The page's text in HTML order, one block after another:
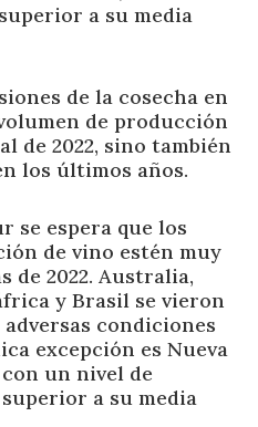
a su media
de la cosecha en
de producción
de 2022, sino también
los últimos años.
se espera que los
de vino estén muy
de 2022. Australia,
y Brasil se vieron
condiciones
excepción es Nueva
un nivel de
a su media